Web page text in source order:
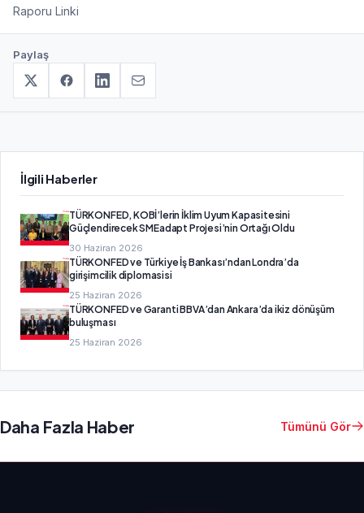
Raporu Linki
Paylaş
İlgili Haberler
TÜRKONFED, KOBİ’lerin İklim Uyum Kapasitesini
Güçlendirecek SMEadapt Projesi’nin Ortağı Oldu
30 Haziran 2026
TÜRKONFED ve Türkiye İş Bankası’ndan Londra’da
girişimcilik diplomasisi
25 Haziran 2026
TÜRKONFED ve Garanti BBVA’dan Ankara’da ikiz dönüşüm
buluşması
25 Haziran 2026
Daha Fazla Haber Tümünü Gör